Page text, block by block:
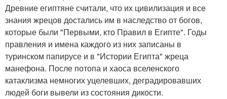
Древние египтяне считали, что их цивилизация и все
знания жрецов достались им в наследство от богов,
которые были "Первыми, кто Правил в Египте". Годы
правления и имена каждого из них записаны в
туринском папирусе и в "Истории Египта" жреца
манефона. После потопа и хаоса вселенского
катаклизма немногих уцелевших, деградировавших
людей боги вывели из состояния дикости.